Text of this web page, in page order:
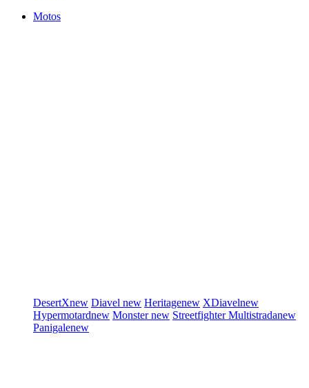
Motos
DesertXnew Diavel new Heritagenew XDiavelnew
Hypermotardnew Monsternew StreetfighterMultistradanew
Panigalenew